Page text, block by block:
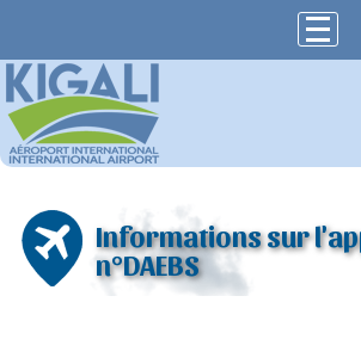
Informations sur
n°DAEBS